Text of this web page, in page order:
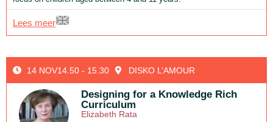
Lees meer
14 NOV14.50 - 15.30 DISKO L’AMOUR
Designing for a Knowledge Rich
Curriculum
Elizabeth Rata